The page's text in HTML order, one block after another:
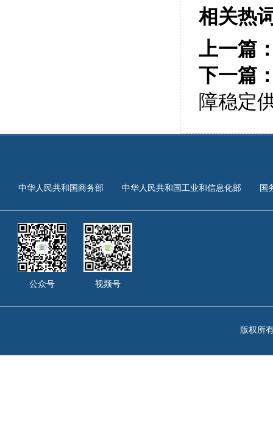
相关热
上一篇
下一篇
障稳定
中华人民共和国商务部 中华人民共和国工业和信息化部 国
公众号 视频号
版权所